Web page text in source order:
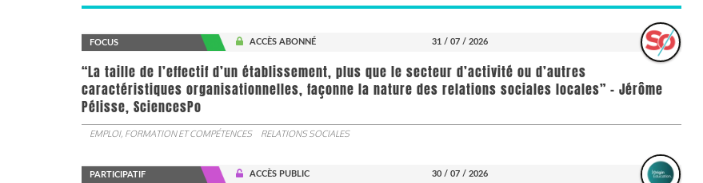
FOCUS ACCÈS ABONNÉ 31 / 07 / 2026
“La taille de l’effectif d’un établissement, plus que le secteur d’activité ou d’autres
caractéristiques organisationnelles, façonne la nature des relations sociales locales” - Jérôme
Pélisse, SciencesPo
EMPLOI, FORMATION ET COMPÉTENCES RELATIONS SOCIALES
PARTICIPATIF ACCÈS PUBLIC 30 / 07 / 2026